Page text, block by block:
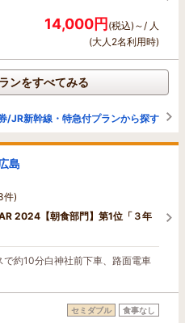
14,000円(税込)～/ 人
(大人2名利用時)
ンをすべてみる
/JR新幹線・特急付プランから探す
島
件)
2024【朝食部門】第1位「３年
約10分白神社前下車、路面電車
セミダブル 食事なし